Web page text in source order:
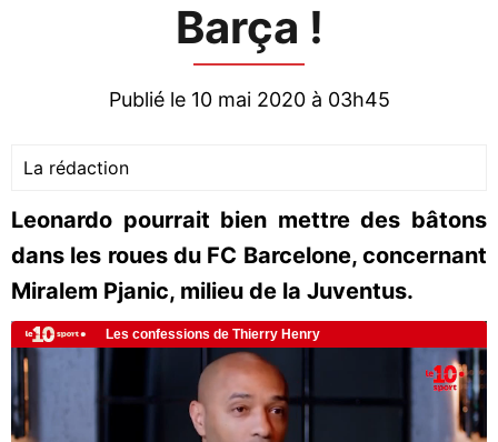
Barça !
Publié le 10 mai 2020 à 03h45
La rédaction
Leonardo pourrait bien mettre des bâtons
dans les roues du FC Barcelone, concernant
Miralem Pjanic, milieu de la Juventus.